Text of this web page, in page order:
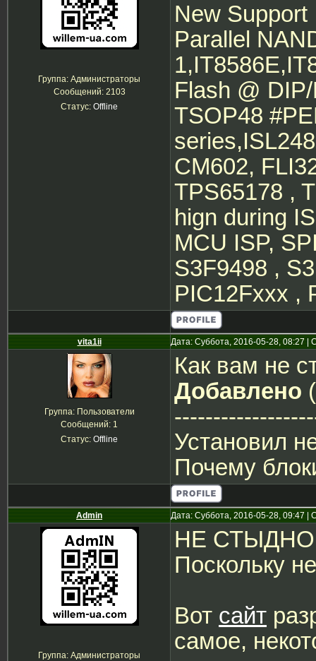
Группа: Администраторы
Сообщений: 2103
Статус: Offline
New Support
Parallel
Flash @
TSOP48
CM602,
TPS65178 ,
hign during
MCU ISP,
S3F9498 ,
PIC12Fxxx ,
vita1ii Дата: Суббота, 2016-05-28, 08:27
Группа: Пользователи
Сообщений: 1
Статус: Offline
Как вам не
Добавлено
Установил
Почему
Admin Дата: Суббота, 2016-05-28, 09:47
Группа: Администраторы
НЕ
Поскольку
Вот сайт
самое,